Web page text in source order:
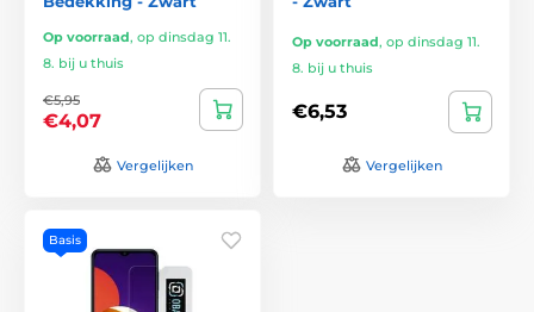
Op voorraad, op dinsdag 11.
8. bij u thuis
€5,95
€4,07
Vergelijken
Op voorraad, op dinsdag 11.
8. bij u thuis
€6,53
Vergelijken
Basis